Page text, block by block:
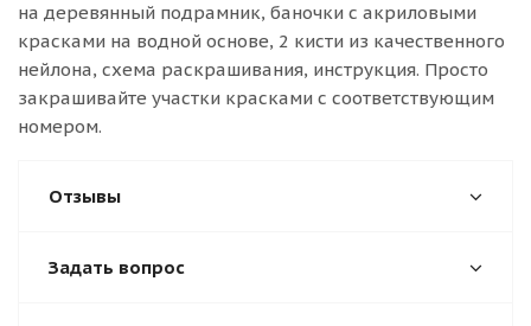
на деревянный подрамник, баночки с акриловыми
красками на водной основе, 2 кисти из качественного
нейлона, схема раскрашивания, инструкция. Просто
закрашивайте участки красками с соответствующим
номером.
Отзывы
Задать вопрос